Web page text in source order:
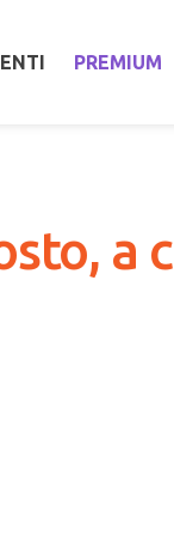
PREMIUM
a